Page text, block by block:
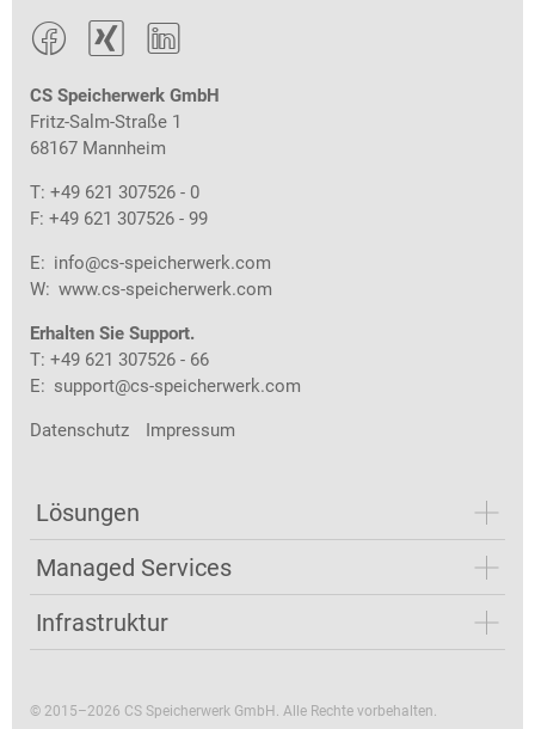
  
CS Speicherwerk GmbH
Fritz-Salm-Straße 1
68167 Mannheim
T: +49 621 307526 - 0
F: +49 621 307526 - 99
E: info@cs-speicherwerk.com
W: www.cs-speicherwerk.com
Erhalten Sie Support.
T: +49 621 307526 - 66
E: support@cs-speicherwerk.com
Datenschutz Impressum
Lösungen
Managed Services
Infrastruktur
© 2015–2026 CS Speicherwerk GmbH. Alle Rechte vorbehalten.